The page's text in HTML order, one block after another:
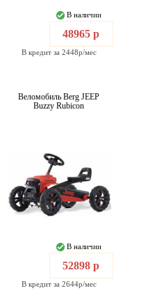
В наличии
48965 р
В кредит за 2448р/мес
Веломобиль Berg JEEP
Buzzy Rubicon
В наличии
52898 р
В кредит за 2644р/мес